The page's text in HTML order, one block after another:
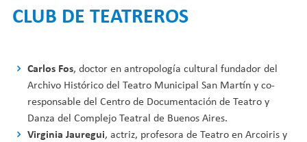
CLUB DE TEATREROS
Carlos Fos, doctor en antropología cultural fundador del
Archivo Histórico del Teatro Municipal San Martín y co-
responsable del Centro de Documentación de Teatro y
Danza del Complejo Teatral de Buenos Aires.
Virginia Jauregui, actriz, profesora de Teatro en Arcoiris y